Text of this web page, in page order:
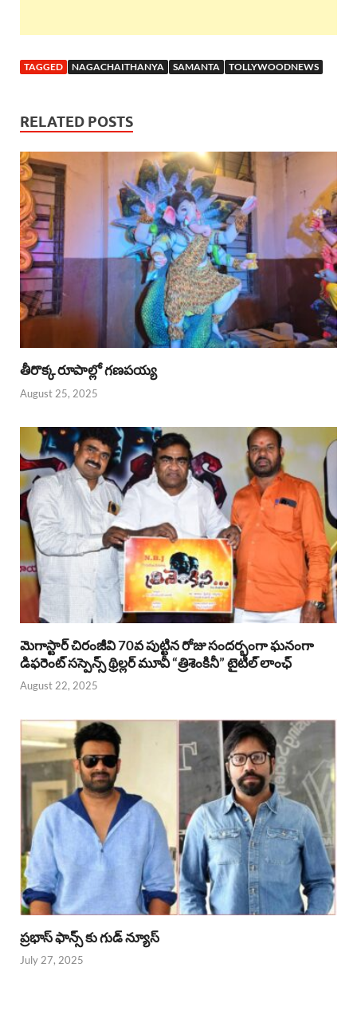
TAGGED NAGACHAITHANYA SAMANTA TOLLYWOODNEWS
RELATED POSTS
తీరొక్క రూపాల్లో గణపయ్య
August 25, 2025
మెగాస్టార్ చిరంజీవి 70వ పుట్టిన రోజు సందర్భంగా ఘనంగా
డిఫరెంట్ సస్పెన్స్ థ్రిల్లర్ మూవీ “త్రిశెంకినీ” టైటిల్ లాంఛ్
August 22, 2025
ప్రభాస్ ఫాన్స్ కు గుడ్ న్యూస్
July 27, 2025